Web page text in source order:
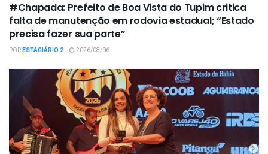
#Chapada: Prefeito de Boa Vista do Tupim critica
falta de manutenção em rodovia estadual; “Estado
precisa fazer sua parte”
PORESTAGIÁRIO 2 2026/08/06